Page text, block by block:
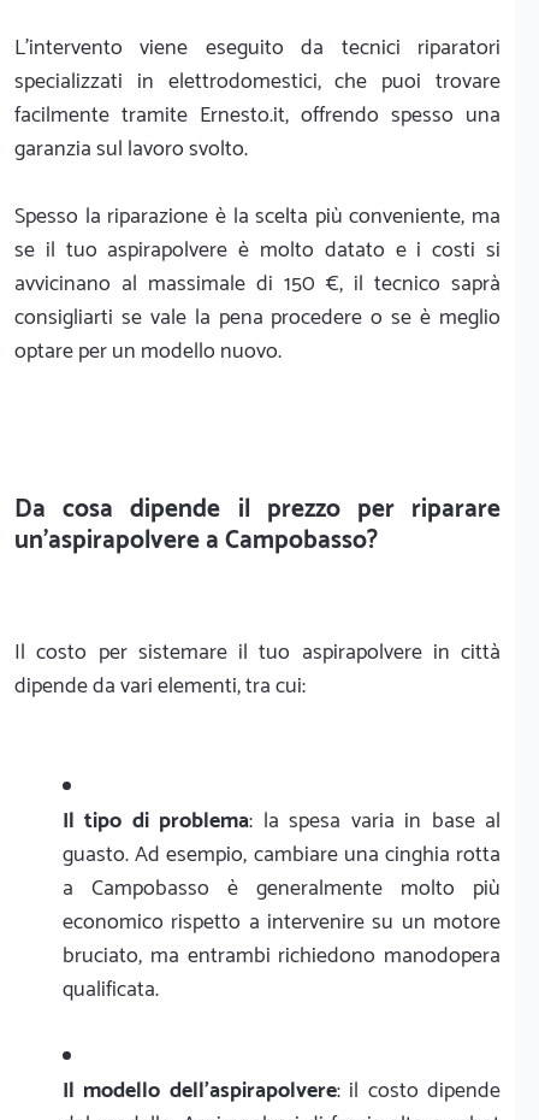
L'intervento viene eseguito da tecnici riparatori
specializzati in elettrodomestici, che puoi trovare
facilmente tramite Ernesto.it, offrendo spesso una
garanzia sul lavoro svolto.
Spesso la riparazione è la scelta più conveniente, ma
se il tuo aspirapolvere è molto datato e i costi si
avvicinano al massimale di 150 €, il tecnico saprà
consigliarti se vale la pena procedere o se è meglio
optare per un modello nuovo.
Da cosa dipende il prezzo per riparare
un'aspirapolvere a Campobasso?
Il costo per sistemare il tuo aspirapolvere in città
dipende da vari elementi, tra cui:
Il tipo di problema: la spesa varia in base al
guasto. Ad esempio, cambiare una cinghia rotta
a Campobasso è generalmente molto più
economico rispetto a intervenire su un motore
bruciato, ma entrambi richiedono manodopera
qualificata.
Il modello dell'aspirapolvere: il costo dipende